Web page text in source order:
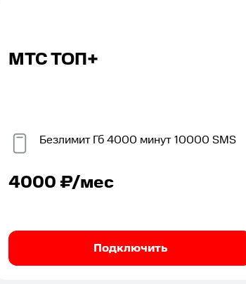
МТС ТОП+
БезлимитГб4000 минут10000 SMS
4000₽/мес
Подключить